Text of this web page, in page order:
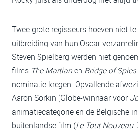
Twee grote regisseurs hoeven niet
uitbreiding van hun Oscar-
Steven Spielberg werden niet
films The Martianen Bridge of Spies
nominatie kregen. Opvallende
Aaron Sorkin (Globe-winnaar voor
animatiecategorie en de Belgische
buitenlandse film (Le Tout Nouveau